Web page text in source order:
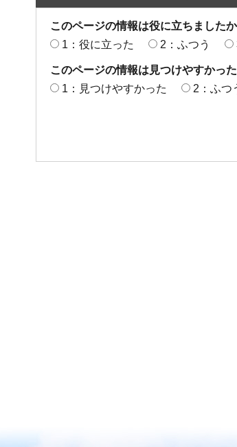
このページの情報は役に立ちました
1：役に立った
2：ふつう
このページの情報は見つけやすかっ
1：見つけやすかった
2：ふつ